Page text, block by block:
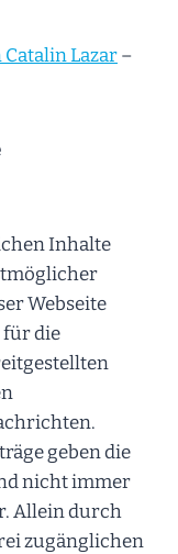
Lazar–
Inhalte
Webseite
für die
geben die
nicht immer
Allein durch
zugänglichen